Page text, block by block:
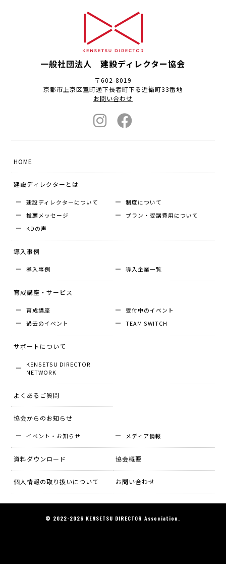
一般社団法人 建設ディレクター協会
〒602-8019
京都市上京区室町通下長者町下る近衛町33番地
お問い合わせ
HOME
建設ディレクターとは
建設ディレクターについて
制度について
推薦メッセージ
プラン・受講費用について
KDの声
導入事例
導入事例 導入企業⼀覧
育成講座・サービス
育成講座
受付中のイベント
過去のイベント
TEAM SWITCH
サポートについて
KENSETSU DIRECTOR
NETWORK
よくあるご質問
協会からのお知らせ
イベント・お知らせ メディア情報
資料ダウンロード 協会概要
個人情報の取り扱いについて お問い合わせ
© 2022-2026 KENSETSU DIRECTOR Association.